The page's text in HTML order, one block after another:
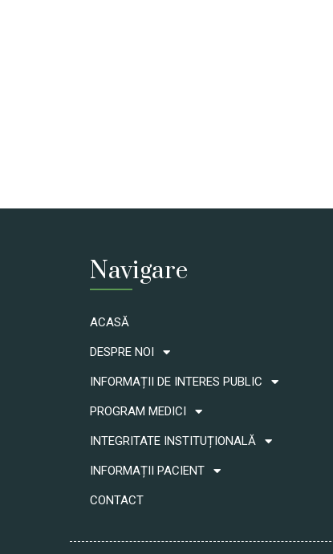
Navigare
ACASĂ
DESPRE NOI
INFORMAȚII DE INTERES PUBLIC
PROGRAM MEDICI
INTEGRITATE INSTITUȚIONALĂ
INFORMAȚII PACIENT
CONTACT